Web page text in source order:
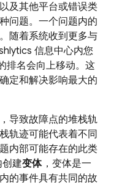
及其他平台或错误类
问题。一个问题内的
随着系统收到更多与
信息中心内您
排名会向上移动。这
定和解决影响最大的
导致故障点的堆栈轨
轨迹可能代表着不同
内部可能存在的此类
建变体，变体是一
的事件具有共同的故